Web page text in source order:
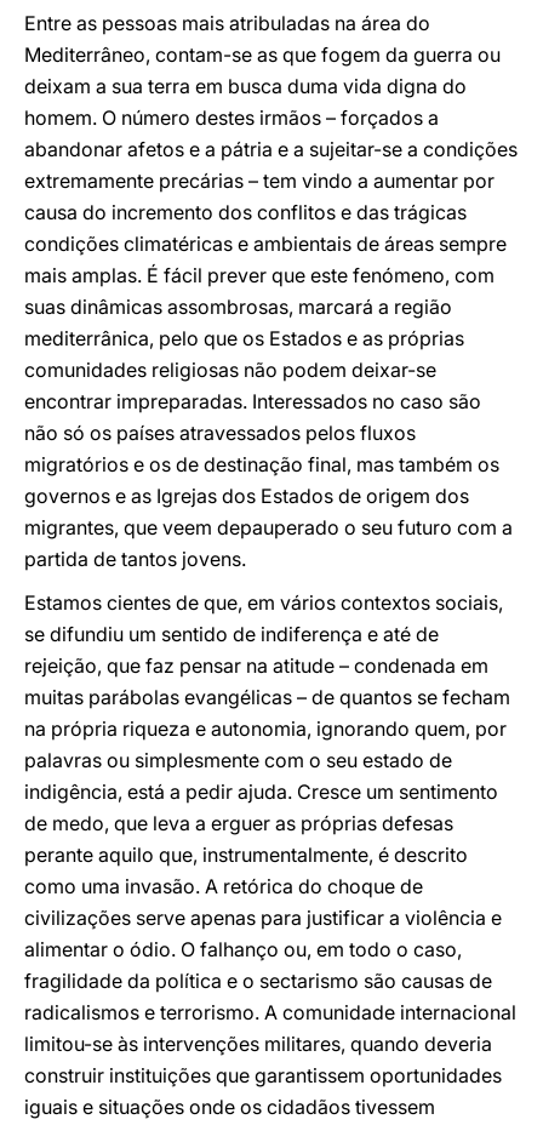
Entre as pessoas mais atribuladas na área do
Mediterrâneo, contam-se as que fogem da guerra ou
deixam a sua terra em busca duma vida digna do
homem. O número destes irmãos – forçados a
abandonar afetos e a pátria e a sujeitar-se a condições
extremamente precárias – tem vindo a aumentar por
causa do incremento dos conflitos e das trágicas
condições climatéricas e ambientais de áreas sempre
mais amplas. É fácil prever que este fenómeno, com
suas dinâmicas assombrosas, marcará a região
mediterrânica, pelo que os Estados e as próprias
comunidades religiosas não podem deixar-se
encontrar impreparadas. Interessados no caso são
não só os países atravessados pelos fluxos
migratórios e os de destinação final, mas também os
governos e as Igrejas dos Estados de origem dos
migrantes, que veem depauperado o seu futuro com a
partida de tantos jovens.
Estamos cientes de que, em vários contextos sociais,
se difundiu um sentido de indiferença e até de
rejeição, que faz pensar na atitude – condenada em
muitas parábolas evangélicas – de quantos se fecham
na própria riqueza e autonomia, ignorando quem, por
palavras ou simplesmente com o seu estado de
indigência, está a pedir ajuda. Cresce um sentimento
de medo, que leva a erguer as próprias defesas
perante aquilo que, instrumentalmente, é descrito
como uma invasão. A retórica do choque de
civilizações serve apenas para justificar a violência e
alimentar o ódio. O falhanço ou, em todo o caso,
fragilidade da política e o sectarismo são causas de
radicalismos e terrorismo. A comunidade internacional
limitou-se às intervenções militares, quando deveria
construir instituições que garantissem oportunidades
iguais e situações onde os cidadãos tivessem